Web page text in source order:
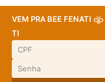
VEM PRA BEE FENATI
TI